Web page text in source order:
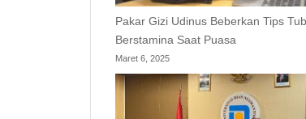
Pakar Gizi Udinus Beberkan Tips
Berstamina Saat Puasa
Maret 6, 2025